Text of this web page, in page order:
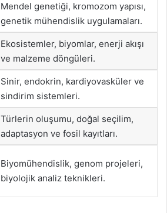
Mendel genetiği, kromozom yapısı,
genetik mühendislik uygulamaları.
Ekosistemler, biyomlar, enerji akışı
ve malzeme döngüleri.
Sinir, endokrin, kardiyovasküler ve
sindirim sistemleri.
Türlerin oluşumu, doğal seçilim,
adaptasyon ve fosil kayıtları.
Biyomühendislik, genom projeleri,
biyolojik analiz teknikleri.